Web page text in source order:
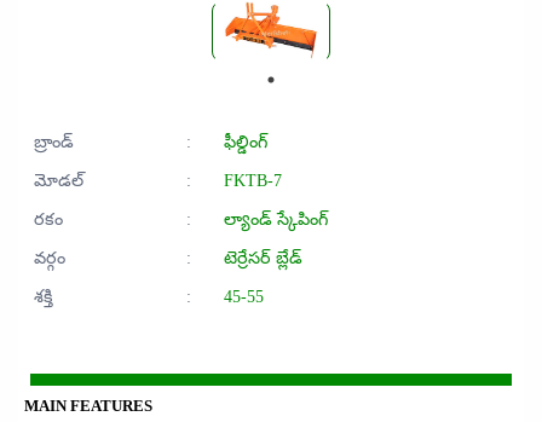
బ్రాండ్ :
ఫీల్డింగ్
మోడల్
:
FKTB-7
రకం
:
ల్యాండ్ స్కేపింగ్
వర్గం
:
టెర్రేసర్ బ్లేడ్
శక్తి
: 45-55
MAIN FEATURES